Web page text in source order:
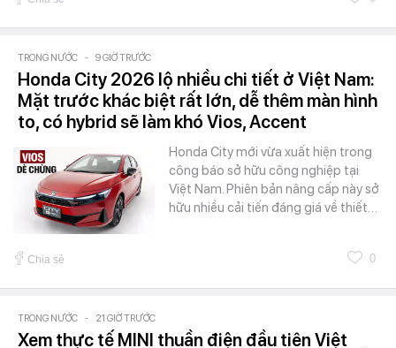
TRONG NƯỚC - 9 GIỜ TRƯỚC
Honda City 2026 lộ nhiều chi tiết ở Việt Nam:
Mặt trước khác biệt rất lớn, dễ thêm màn hình
to, có hybrid sẽ làm khó Vios, Accent
Honda City mới vừa xuất hiện trong
công báo sở hữu công nghiệp tại
Việt Nam. Phiên bản nâng cấp này sở
hữu nhiều cải tiến đáng giá về thiết…
Chia sẻ 0
TRONG NƯỚC - 21 GIỜ TRƯỚC
Xem thực tế MINI thuần điện đầu tiên Việt